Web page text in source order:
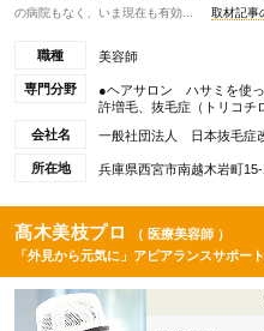
の病院もなく、いま現在も有効...
取材記事
職種 美容師
専門分野
●ヘアサロン ハサミを使
許増毛、抜毛症（トリコチ
会社名
一般社団法人 日本抜毛症
所在地 兵庫県西宮市南越木岩町
髙木美枝プロ
（ 医療美容師 ）
「外見から元気に」アピアランスサポー